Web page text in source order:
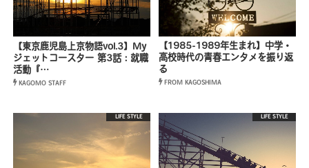
【東京鹿児島上京物語vol.3】My
ジェットコースター 第3話：就職
活動『…
KAGOMO STAFF
【1985-1989年生まれ】中学・
高校時代の青春エンタメを振り返
る
FROM KAGOSHIMA
LIFE STYLE LIFE STYLE